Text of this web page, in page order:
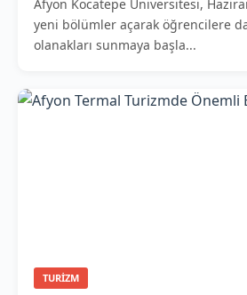
Afyon Kocatepe Üniversitesi,
yeni bölümler açarak öğrencilere
olanakları sunmaya başla...
TURIZM